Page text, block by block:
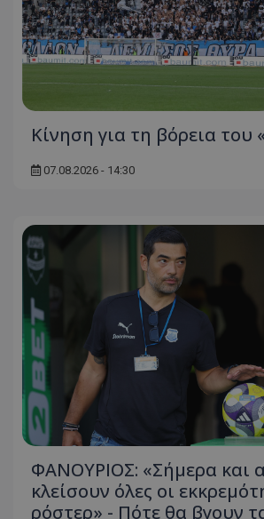
Κίνηση για τη βόρεια του
07.08.2026 - 14:30
ΦΑΝΟΥΡΙΟΣ: «Σήμερα και
κλείσουν όλες οι
ρόστερ» - Πότε θα βγουν